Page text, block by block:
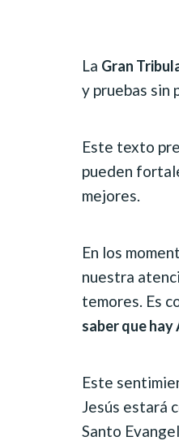
La Gran
y pruebas sin
Este texto
pueden
mejores.
En los
nuestra
temores. Es
saber que
Este
Jesús estará
Santo